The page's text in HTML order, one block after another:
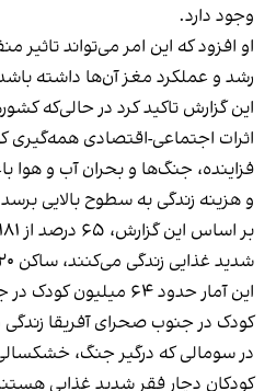
وجود دارد.
او افزود که این امر می‌تواند تاثیر
رشد و عملکرد مغز آن‌ها داشته
این گزارش تاکید کرد در حالی‌که
فزاینده، جنگ‌ها و بحران آب و
و هزینه زندگی به سطوح بالایی
کودک در جنوب صحرای آفریقا
کودکان دچار فقر شدید غذایی